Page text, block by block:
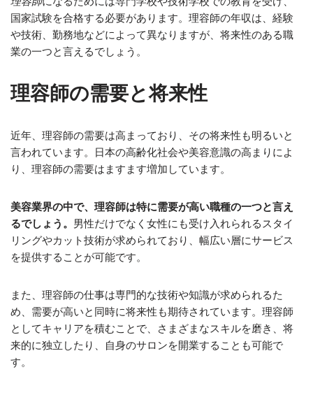
国家試験を合格する必要があります。理容師の年収は、経験
や技術、勤務地などによって異なりますが、将来性のある職
業の一つと言えるでしょう。
理容師の需要と将来性
近年、理容師の需要は高まっており、その将来性も明るいと
言われています。日本の高齢化社会や美容意識の高まりによ
り、理容師の需要はますます増加しています。
美容業界の中で、理容師は特に需要が高い職種の一つと言え
るでしょう。 男性だけでなく女性にも受け入れられるスタイ
リングやカット技術が求められており、幅広い層にサービス
を提供することが可能です。
また、理容師の仕事は専門的な技術や知識が求められるた
め、需要が高いと同時に将来性も期待されています。理容師
としてキャリアを積むことで、さまざまなスキルを磨き、将
来的に独立したり、自身のサロンを開業することも可能で
す。